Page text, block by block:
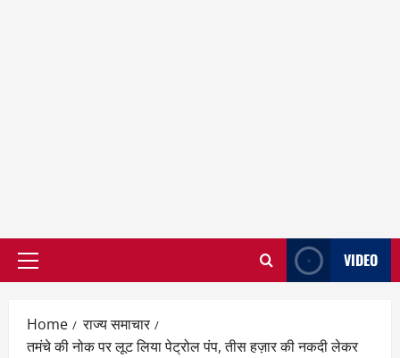
Primary
VIDEO
Home
राज्य समाचार
तमंचे की नोक पर लूट लिया पेट्रोल पंप, तीस हज़ार की नकदी लेकर